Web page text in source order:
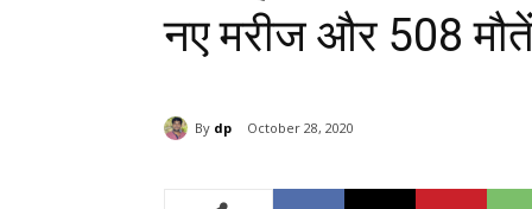
नए मरीज और 508 मौतें
By dp October 28, 2020